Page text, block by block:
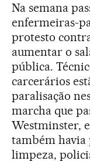
Na semana
enfermeiras-
protesto
aumentar o
pública.
carcerários
paralisação
marcha que
Westminster,
também havia
limpeza,